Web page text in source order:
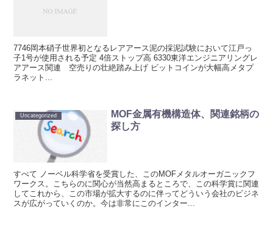
7746岡本硝子世界初となるレアアース泥の採泥試験において江戸っ
子1号が使用される予定 4倍ストップ高 6330東洋エンジニアリングレ
アアース関連 空売りの壮絶踏み上げ ビットコインが大幅高メタプ
ラネット...
Uncategorized
MOF金属有機構造体、関連銘柄の
探し方
すべて ノーベル科学省を受賞した、このMOFメタルオーガニックフ
ワークス。こちらのに関心が当然高まるところで、この科学賞に関連
してこれから、この市場が拡大するのに伴ってどういう会社のビジネ
スが広がっていくのか。今は非常にこのインター...